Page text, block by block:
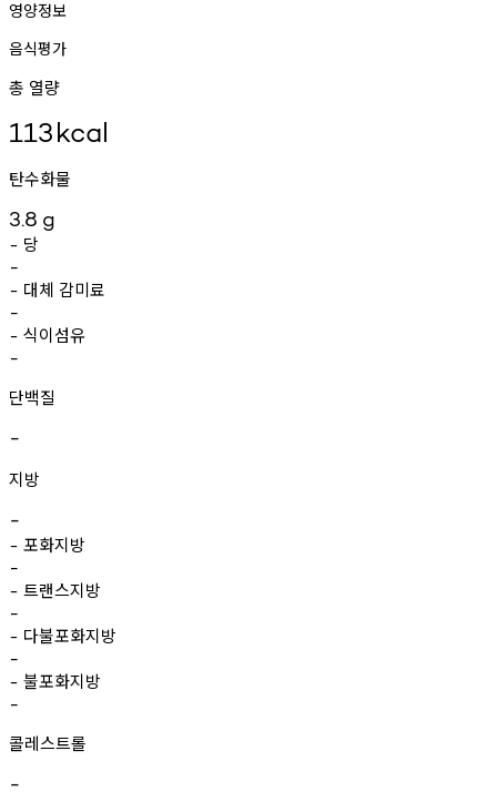
영양정보
음식평가
총 열량
113kcal
탄수화물
3.8 g
- 당
-
- 대체 감미료
-
- 식이섬유
-
단백질
-
지방
-
- 포화지방
-
- 트랜스지방
-
- 다불포화지방
-
- 불포화지방
-
콜레스트롤
-